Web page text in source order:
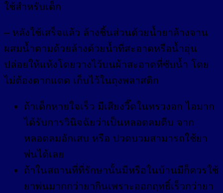
ใช้สำหรับเด็ก
– หลังใช้เสร็จแล้ว ล้างชิ้นส่วนด้วยน้ำยาล้างจาน
ผสมน้ำตามด้วยล้างด้วยน้ำที่สะอาดหรือน้ำอุ่น
ปล่อยให้แห้งโดยวางไว้บนผ้าสะอาดที่ซับน้ำ โดย
ไม่ต้องตากแดด เก็บไว้ในถุงพลาสติก
ถ้าเด็กหายใจเร็ว มีเสียงวี๊ดในทรวงอก ไอมาก
ได้รับการวินิจฉัยว่าเป็นหลอดลมตีบ จาก
หลอดลมอักเสบ หรือ ปวดบวมสามารถใช้ยา
พ่นได้เลย
ถ้าในสถานที่ที่รักษานั้นมีหรือในบ้านมีก็ควรใช้
ยาพ่นมากกว่ายากินเพราะออกฤทธิ์เร็วกว่ายา